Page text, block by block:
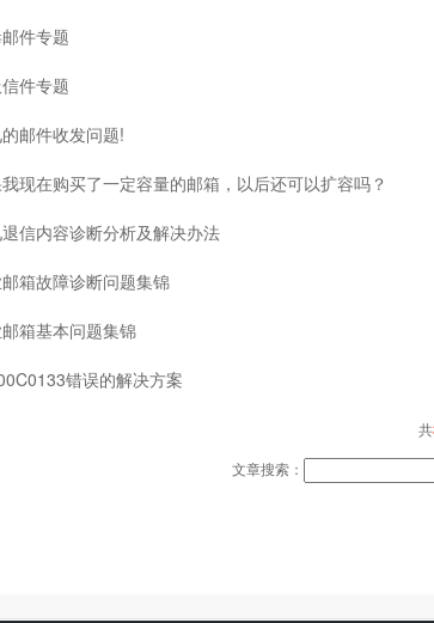
件专题
件专题
邮件收发问题!
现在购买了一定容量的邮箱，以后还可以扩容吗？
信内容诊断分析及解决办法
箱故障诊断问题集锦
箱基本问题集锦
错误的解决方案
共
文章搜索：